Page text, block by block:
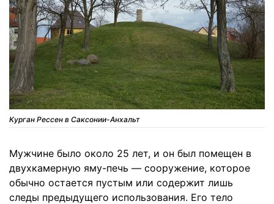
Курган Рессен в Саксонии-Анхальт
Мужчине было около 25 лет, и он был помещен в
двухкамерную яму-печь — сооружение, которое
обычно остается пустым или содержит лишь
следы предыдущего использования. Его тело